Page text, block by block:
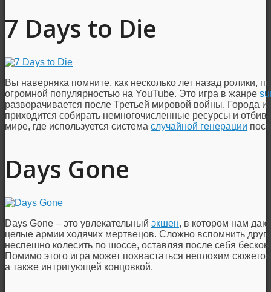
7 Days to Die
Вы наверняка помните, как несколько лет назад ролики,
огромной популярностью на YouTube. Это игра в жанре
разворачивается после Третьей мировой войны. Города
приходится собирать немногочисленные ресурсы и
мире, где используется система случайной генерации
Days Gone
Days Gone – это увлекательный экшен, в котором нам
целые армии ходячих мертвецов. Сложно вспомнить
неспешно колесить по шоссе, оставляя после себя
Помимо этого игра может похвастаться неплохим
а также интригующей концовкой.